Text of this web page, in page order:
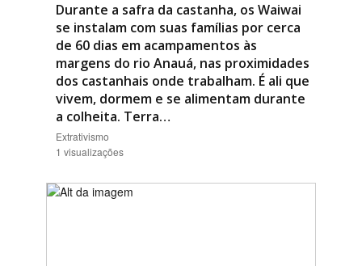
Durante a safra da castanha, os Waiwai
se instalam com suas famílias por cerca
de 60 dias em acampamentos às
margens do rio Anauá, nas proximidades
dos castanhais onde trabalham. É ali que
vivem, dormem e se alimentam durante
a colheita. Terra…
Extrativismo
1 visualizações